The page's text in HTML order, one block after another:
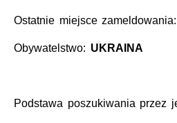
Ostatnie miejsce zameldowania:
Obywatelstwo: UKRAINA
Podstawa poszukiwania przez